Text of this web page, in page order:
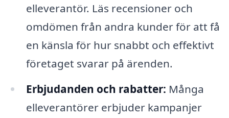
elleverantör. Läs recensioner och
omdömen från andra kunder för att få
en känsla för hur snabbt och effektivt
företaget svarar på ärenden.
Erbjudanden och rabatter: Många
elleverantörer erbjuder kampanjer